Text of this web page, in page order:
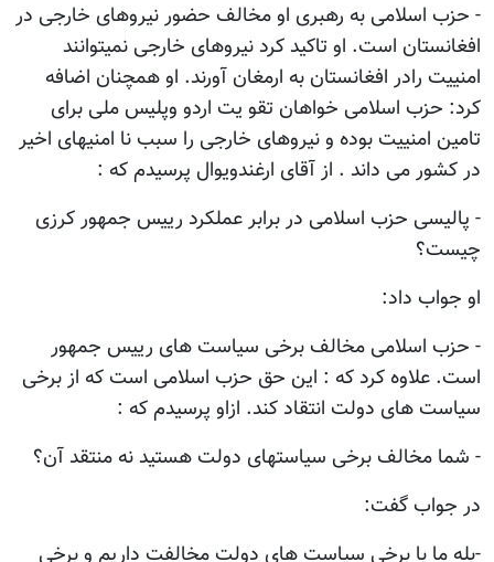
- حزب اسلامی به رهبری او مخالف حضور نیروهای خارجی در
افغانستان است. او تاکید کرد نیروهای خارجی نمیتوانند
امنییت رادر افغانستان به ارمغان آورند. او همچنان اضافه
کرد: حزب اسلامی خواهان تقو یت اردو وپلیس ملی برای
تامین امنییت بوده و نیروهای خارجی را سبب نا امنیهای اخیر
در کشور می داند . از آقای ارغندویوال پرسیدم که :
- پالیسی حزب اسلامی در برابر عملکرد رییس جمهور کرزی
چیست؟
او جواب داد:
- حزب اسلامی مخالف برخی سیاست های رییس جمهور
است. علاوه کرد که : این حق حزب اسلامی است که از برخی
سیاست های دولت انتقاد کند. ازاو پرسیدم که :
- شما مخالف برخی سیاستهای دولت هستید نه منتقد آن؟
در جواب گفت:
-بله ما با برخی سیاست های دولت مخالفت داریم و برخی